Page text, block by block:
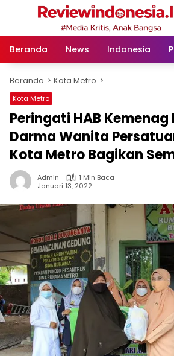
Langsung
Beranda
News Indonesia
Beranda Kota Metro
Kota Metro
Peringati HAB Kemenag
Darma Wanita
Kota Metro Bagikan
Admin
1 Min Baca
Januari 13, 2022